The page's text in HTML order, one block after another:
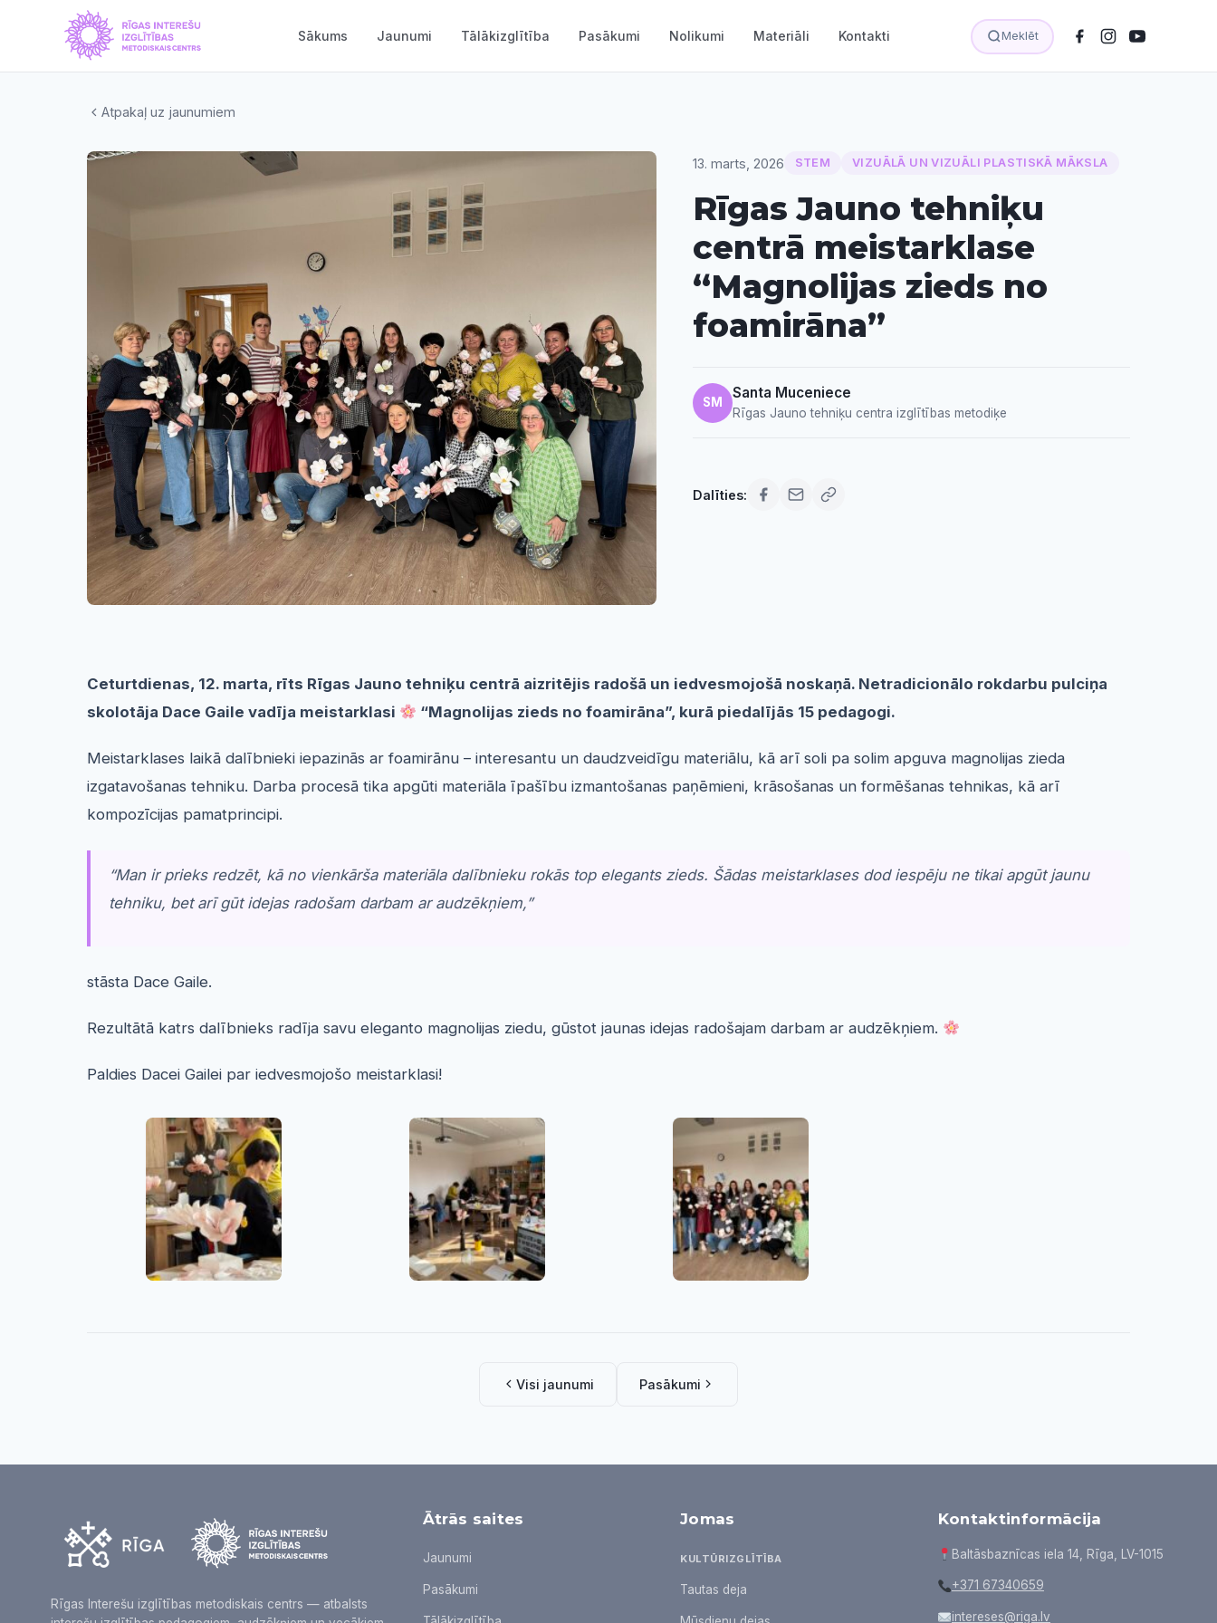
Sākums Jaunumi Tālākizglītība Pasākumi Nolikumi Materiāli Kontakti Meklēt
Atpakaļ uz jaunumiem
13. marts, 2026 STEM VIZUĀLĀ UN VIZUĀLI PLASTISKĀ MĀKSLA
Rīgas Jauno tehniķu
centrā meistarklase
“Magnolijas zieds no
foamirāna”
SM
Santa Muceniece
Rīgas Jauno tehniķu centra izglītības metodiķe
Dalīties:
Ceturtdienas, 12. marta, rīts Rīgas Jauno tehniķu centrā aizritējis radošā un iedvesmojošā noskaņā. Netradicionālo rokdarbu pulciņa
skolotāja Dace Gaile vadīja meistarklasi
“Magnolijas zieds no foamirāna”, kurā piedalījās 15 pedagogi.
Meistarklases laikā dalībnieki iepazinās ar foamirānu – interesantu un daudzveidīgu materiālu, kā arī soli pa solim apguva magnolijas zieda
izgatavošanas tehniku. Darba procesā tika apgūti materiāla īpašību izmantošanas paņēmieni, krāsošanas un formēšanas tehnikas, kā arī
kompozīcijas pamatprincipi.
“Man ir prieks redzēt, kā no vienkārša materiāla dalībnieku rokās top elegants zieds. Šādas meistarklases dod iespēju ne tikai apgūt jaunu
tehniku, bet arī gūt idejas radošam darbam ar audzēkņiem,”
stāsta Dace Gaile.
Rezultātā katrs dalībnieks radīja savu eleganto magnolijas ziedu, gūstot jaunas idejas radošajam darbam ar audzēkņiem.
Paldies Dacei Gailei par iedvesmojošo meistarklasi!
Visi jaunumi Pasākumi
Rīgas Interešu izglītības metodiskais centrs — atbalsts
Ātrās saites
Jaunumi
Pasākumi
Jomas
KULTŪRIZGLĪTĪBA
Tautas deja
Kontaktinformācija
Baltāsbaznīcas iela 14, Rīga, LV-1015
+371 67340659
intereses@riga.lv